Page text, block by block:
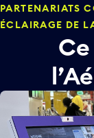
PARTENARIATS
ÉCLAIRAGE DE